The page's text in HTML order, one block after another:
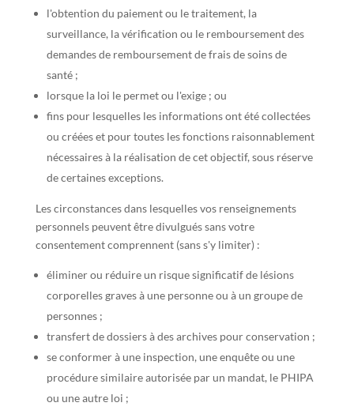
l'obtention du paiement ou le traitement, la
surveillance, la vérification ou le remboursement des
demandes de remboursement de frais de soins de
santé ;
lorsque la loi le permet ou l'exige ; ou
fins pour lesquelles les informations ont été collectées
ou créées et pour toutes les fonctions raisonnablement
nécessaires à la réalisation de cet objectif, sous réserve
de certaines exceptions.
Les circonstances dans lesquelles vos renseignements
personnels peuvent être divulgués sans votre
consentement comprennent (sans s'y limiter) :
éliminer ou réduire un risque significatif de lésions
corporelles graves à une personne ou à un groupe de
personnes ;
transfert de dossiers à des archives pour conservation ;
se conformer à une inspection, une enquête ou une
procédure similaire autorisée par un mandat, le PHIPA
ou une autre loi ;